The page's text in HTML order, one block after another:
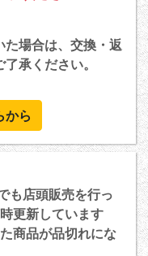
場合は、交換・返
承ください。
から
も店頭販売を行っ
更新しています
商品が品切れにな